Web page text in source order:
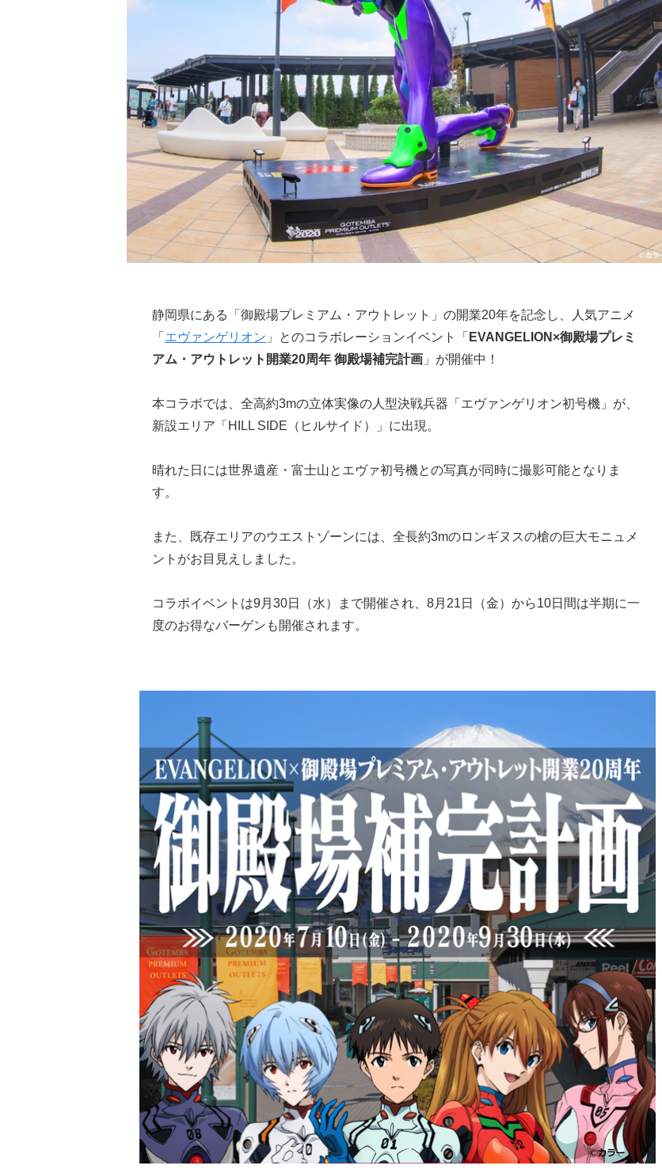
静岡県にある「御殿場プレミアム・アウトレット」の開業20年を記念し、人気アニメ
「 エヴァンゲリオン 」とのコラボレーションイベント「 EVANGELION×御殿場プレミ
アム・アウトレット開業20周年 御殿場補完計画 」が開催中！
本コラボでは、全高約3mの立体実像の人型決戦兵器「エヴァンゲリオン初号機」が、
新設エリア「HILL SIDE（ヒルサイド）」に出現。
晴れた日には世界遺産・富士山とエヴァ初号機との写真が同時に撮影可能となりま
す。
また、既存エリアのウエストゾーンには、全長約3mのロンギヌスの槍の巨大モニュメ
ントがお目見えしました。
コラボイベントは9月30日（水）まで開催され、8月21日（金）から10日間は半期に一
度のお得なバーゲンも開催されます。